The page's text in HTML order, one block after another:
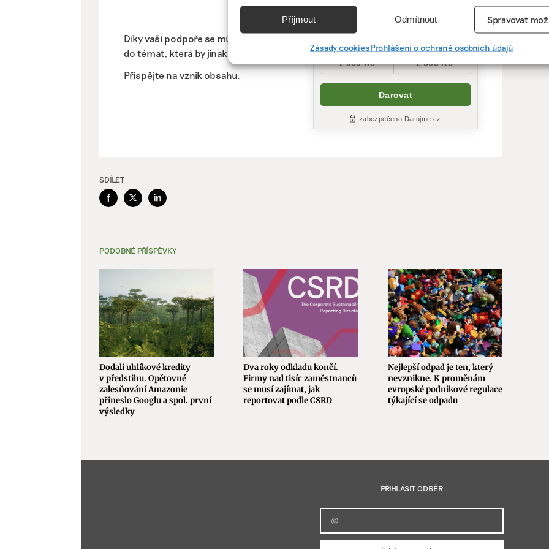
Přiřazování a kombinování údajů z jiných zdrojů údajů, Propojení různých
zařízení, Identifikace zařízení na základě automaticky přenášených
Používání přesných údajů o zeměpisné poloze, Identifikace zařízení na
aktivně vyžádaných informací.
Příjmout Odmítnout Spravovat
Zásady cookiesProhlášení o ochraně osobních údajů
Díky vaší podpoře se můžeme pustit
do témat, která by jinak nevznikla.
Přispějte na vznik obsahu.
SDÍLET
Facebook
X LinkedIn
PODOBNÉ PŘÍSPĚVKY
Dodali uhlíkové kredity
v předstihu. Opětovné
zalesňování Amazonie
přineslo Googlu a spol. první
výsledky
Dva roky odkladu končí.
Firmy nad tisíc zaměstnanců
se musí zajímat, jak
reportovat podle CSRD
Nejlepší odpad je ten, který
nevznikne. K proměnám
evropské podnikové regulace
týkající se odpadu
PŘIHLÁSIT ODBĚR